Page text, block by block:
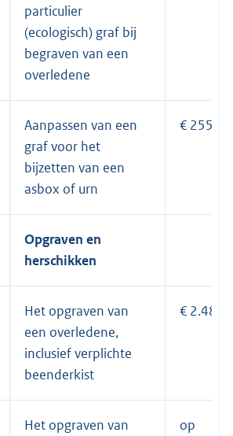
particulier
(ecologisch) graf bij
begraven van een
overledene
Aanpassen van een
graf voor het
bijzetten van een
asbox of urn
€ 255
Opgraven en
herschikken
Het opgraven van
een overledene,
inclusief verplichte
beenderkist
€ 2.480
Het opgraven van
op